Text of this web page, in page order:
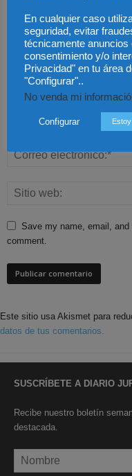
Save my name, email,
comment.
Este sitio usa Akismet para
datos de tus comentarios.
SUSCRÍBETE A DIARIO
Recibe nuestro boletín
destacada.
En cualquier caso
seguridad, evitar
técnicamente anuncios
consentimiento y/o
Privacidad" en tu área
"Configurar"..
No venda mi
Configurar